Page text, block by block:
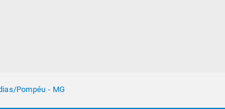
/Pompéu - MG